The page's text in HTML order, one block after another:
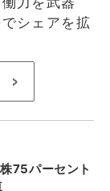
シェアを拡
>
75パーセント